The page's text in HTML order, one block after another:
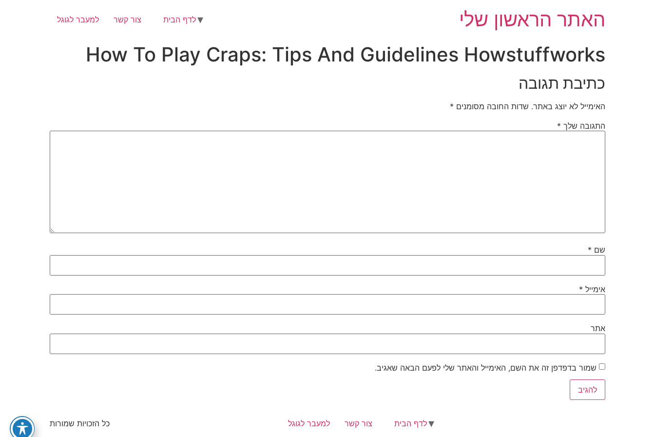
האתר הראשון שלי לדף הבית צור קשר למעבר לגוגל
How To Play Craps: Tips And Guidelines Howstuffworks
כתיבת תגובה
האימייל לא יוצג באתר. שדות החובה מסומנים *
התגובה שלך *
שם *
אימייל *
אתר
שמור בדפדפן זה את השם, האימייל והאתר שלי לפעם הבאה שאגיב.
לדף הבית צור קשר למעבר לגוגל כל הזכויות שמורות